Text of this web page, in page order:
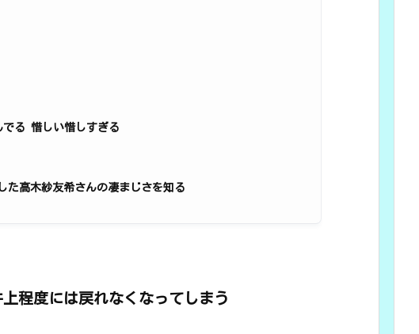
る 惜しい惜しすぎる
た高木紗友希さんの凄まじさを知る
程度には戻れなくなってしまう